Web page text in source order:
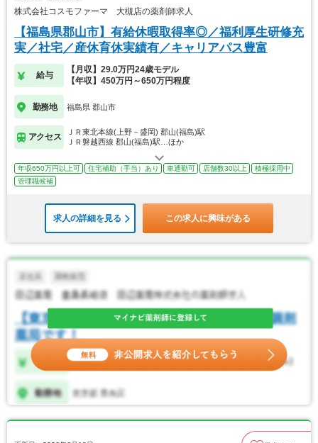
株式会社コスモファーマ 大槻店の薬剤師求人
【福島県郡山市】有給休暇取得率◎／福利厚生研修充
実／社宅／産休育休実績有／キャリアパス豊富
給与
【月収】29.0万円24歳モデル
【年収】450万円～650万円程度
勤務地 福島県 郡山市
アクセス
ＪＲ東北本線(上野－盛岡) 郡山(福島)駅
ＪＲ磐越西線 郡山(福島)駅…ほか
年収650万円以上可 住宅補助（手当）あり 車通勤可 店舗数30以上
積極採用中
管理職候補
求人の詳細を見る この求人に興味がある